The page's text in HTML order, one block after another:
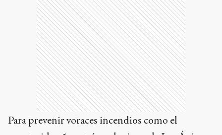
Para prevenir voraces incendios como el